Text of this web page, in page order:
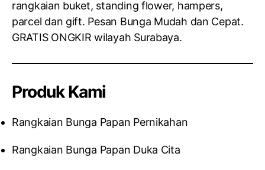
rangkaian buket, standing flower, hampers,
parcel dan gift. Pesan Bunga Mudah dan Cepat.
GRATIS ONGKIR wilayah Surabaya.
Produk Kami
Rangkaian Bunga Papan Pernikahan
Rangkaian Bunga Papan Duka Cita